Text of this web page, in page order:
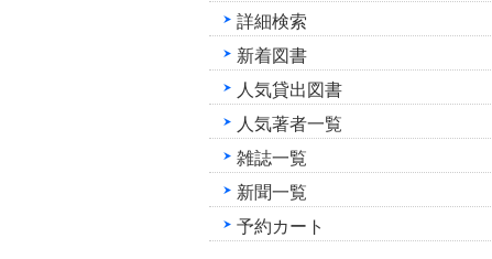
詳細検索
新着図書
人気貸出図書
人気著者一覧
雑誌一覧
新聞一覧
予約カート